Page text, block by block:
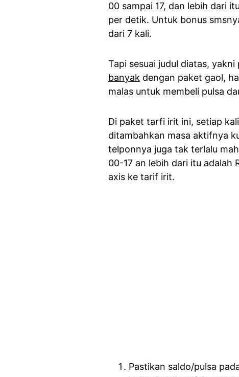
00 sampai 17, dan lebih dari
per detik. Untuk bonus
dari 7 kali.
Tapi sesuai judul diatas,
banyak dengan paket gaol,
malas untuk membeli pulsa
Di paket tarfi irit ini, setiap
ditambahkan masa aktifnya
telponnya juga tak terlalu
00-17 an lebih dari itu adalah
axis ke tarif irit.
Pastikan saldo/pulsa